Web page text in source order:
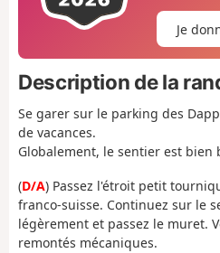
Je
Description de la
Se garer sur le parking des
de vacances.
Globalement, le sentier est bien
(D/A) Passez l'étroit petit
franco-suisse. Continuez sur le
légèrement et passez le muret.
remontés mécaniques.